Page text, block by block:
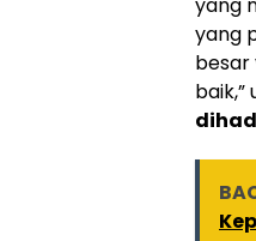
yang
yang
besar